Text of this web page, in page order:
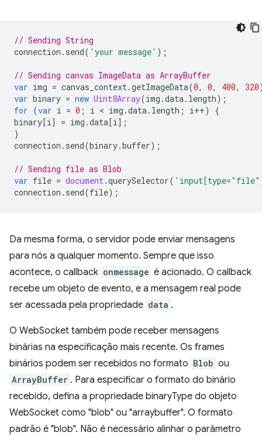
// Sending String
connection . send( 'your message' );
// Sending canvas ImageData as ArrayBuffer
var img = canvas_context.getImageData(0, 0, 400, 320
var binary = new Uint8Array(img .data. length);
for (var i = 0 ; i < img .data. length ; i++)
{
binary[i] = img .data[i];
}
connection . send(binary.buffer);
// Sending file as Blob
var file = document.querySelector(
connection . send(file);
Da mesma forma, o servidor pode enviar mensagens
para nós a qualquer momento. Sempre que isso
acontece, o callback onmessage é acionado. O callback
recebe um objeto de evento, e a mensagem real pode
ser acessada pela propriedade data .
O WebSocket também pode receber mensagens
binárias na especificação mais recente. Os frames
binários podem ser recebidos no formato Blob ou
ArrayBuffer . Para especificar o formato do binário
recebido, defina a propriedade binaryType do objeto
WebSocket como "blob" ou "arraybuffer". O formato
padrão é "blob". Não é necessário alinhar o parâmetro